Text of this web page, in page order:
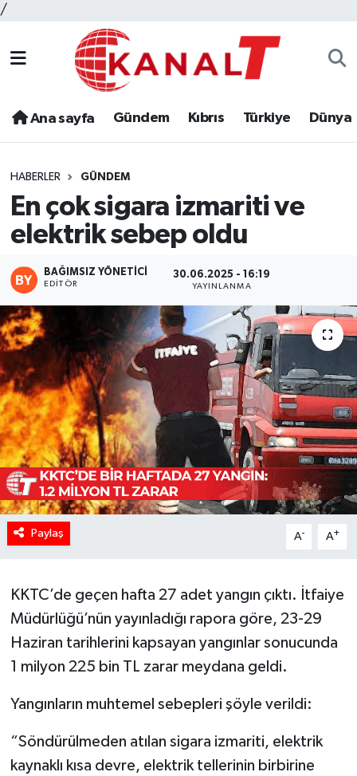
/
Ana sayfa Gündem Kıbrıs Türkiye Dünya
HABERLER GÜNDEM
En çok sigara izmariti ve
elektrik sebep oldu
BAĞIMSIZ YÖNETICI
EDITÖR
30.06.2025 - 16:19
YAYINLANMA
Paylaş A- A+
KKTC’de geçen hafta 27 adet yangın çıktı. İtfaiye
Müdürlüğü’nün yayınladığı rapora göre, 23-29
Haziran tarihlerini kapsayan yangınlar sonucunda
1 milyon 225 bin TL zarar meydana geldi.
Yangınların muhtemel sebepleri şöyle verildi:
“Söndürülmeden atılan sigara izmariti, elektrik
kaynaklı kısa devre, elektrik tellerinin birbirine